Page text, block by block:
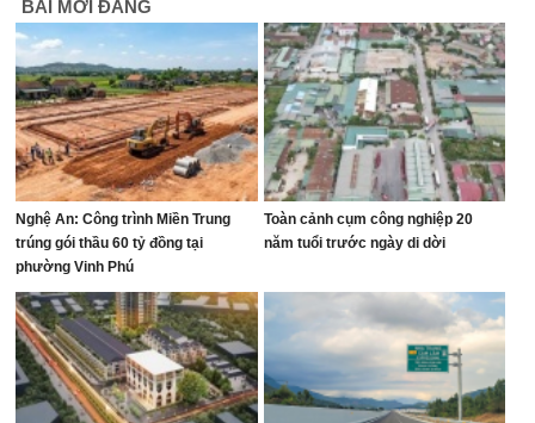
BÀI MỚI ĐĂNG
Nghệ An: Công trình Miền Trung
trúng gói thầu 60 tỷ đồng tại
phường Vinh Phú
Toàn cảnh cụm công nghiệp 20
năm tuổi trước ngày di dời